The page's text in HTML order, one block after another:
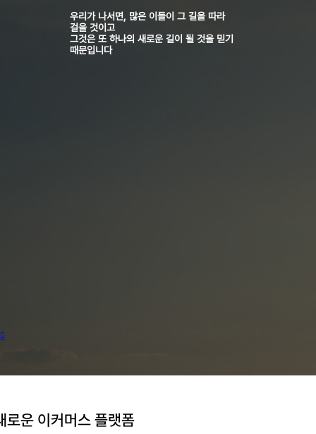
우리가 나서면, 많은 이들이 그 길을 따라
걸을 것이고
그것은 또 하나의 새로운 길이 될 것을 믿기
때문입니다
로운 이커머스 플랫폼